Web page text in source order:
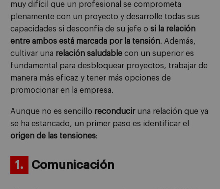
muy difícil que un profesional se comprometa
plenamente con un proyecto y desarrolle todas sus
capacidades si desconfía de su jefe o si la relación
entre ambos está marcada por la tensión. Además,
cultivar una relación saludable con un superior es
fundamental para desbloquear proyectos, trabajar de
manera más eficaz y tener más opciones de
promocionar en la empresa.
Aunque no es sencillo reconduciruna relación que ya
se ha estancado, un primer paso es identificar el
origen de las tensiones:
1. Comunicación